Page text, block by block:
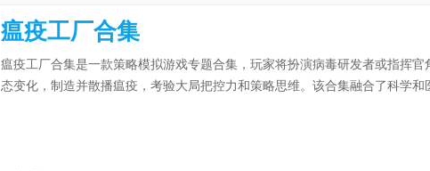
瘟疫工厂合集
瘟疫工厂合集是一款策略模拟游戏专题合集，玩家将扮演病毒研发者或指挥
态变化，制造并散播瘟疫，考验大局把控力和策略思维。该合集融合了科学和